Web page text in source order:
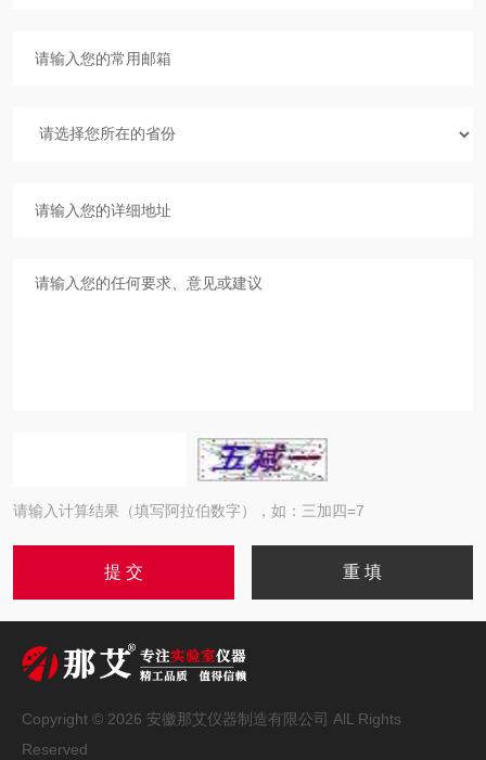
请输入计算结果（填写阿拉伯数字），如：三加四=7
Copyright © 2026 安徽那艾仪器制造有限公司 AlL Rights
Reserved